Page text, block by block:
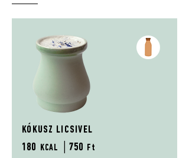
KÓKUSZ LICSIVEL
180 KCAL │750 Ft